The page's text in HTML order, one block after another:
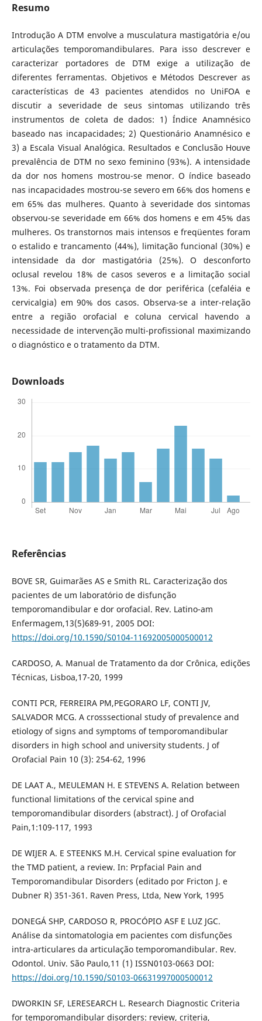
Resumo
Introdução A DTM envolve a musculatura mastigatória e/ou
articulações temporomandibulares. Para isso descrever e
caracterizar portadores de DTM exige a utilização de
diferentes ferramentas. Objetivos e Métodos Descrever as
características de 43 pacientes atendidos no UniFOA e
discutir a severidade de seus sintomas utilizando três
instrumentos de coleta de dados: 1) Índice Anamnésico
baseado nas incapacidades; 2) Questionário Anamnésico e
3) a Escala Visual Analógica. Resultados e Conclusão Houve
prevalência de DTM no sexo feminino (93%). A intensidade
da dor nos homens mostrou-se menor. O índice baseado
nas incapacidades mostrou-se severo em 66% dos homens e
em 65% das mulheres. Quanto à severidade dos sintomas
observou-se severidade em 66% dos homens e em 45% das
mulheres. Os transtornos mais intensos e freqüentes foram
o estalido e trancamento (44%), limitação funcional (30%) e
intensidade da dor mastigatória (25%). O desconforto
oclusal revelou 18% de casos severos e a limitação social
13%. Foi observada presença de dor periférica (cefaléia e
cervicalgia) em 90% dos casos. Observa-se a inter-relação
entre a região orofacial e coluna cervical havendo a
necessidade de intervenção multi-profissional maximizando
o diagnóstico e o tratamento da DTM.
Downloads
Referências
BOVE SR, Guimarães AS e Smith RL. Caracterização dos
pacientes de um laboratório de disfunção
temporomandibular e dor orofacial. Rev. Latino-am
Enfermagem,13(5)689-91, 2005 DOI:
https://doi.org/10.1590/S0104-11692005000500012
CARDOSO, A. Manual de Tratamento da dor Crônica, edições
Técnicas, Lisboa,17-20, 1999
CONTI PCR, FERREIRA PM,PEGORARO LF, CONTI JV,
SALVADOR MCG. A crosssectional study of prevalence and
etiology of signs and symptoms of temporomandibular
disorders in high school and university students. J of
Orofacial Pain 10 (3): 254-62, 1996
DE LAAT A., MEULEMAN H. E STEVENS A. Relation between
functional limitations of the cervical spine and
temporomandibular disorders (abstract). J of Orofacial
Pain,1:109-117, 1993
DE WIJER A. E STEENKS M.H. Cervical spine evaluation for
the TMD patient, a review. In: Prpfacial Pain and
Temporomandibular Disorders (editado por Fricton J. e
Dubner R) 351-361. Raven Press, Ltda, New York, 1995
DONEGÁ SHP, CARDOSO R, PROCÓPIO ASF E LUZ JGC.
Análise da sintomatologia em pacientes com disfunções
intra-articulares da articulação temporomandibular. Rev.
Odontol. Univ. São Paulo,11 (1) ISSN0103-0663 DOI:
https://doi.org/10.1590/S0103-06631997000500012
DWORKIN SF, LERESEARCH L. Research Diagnostic Criteria
for temporomandibular disorders: review, criteria,